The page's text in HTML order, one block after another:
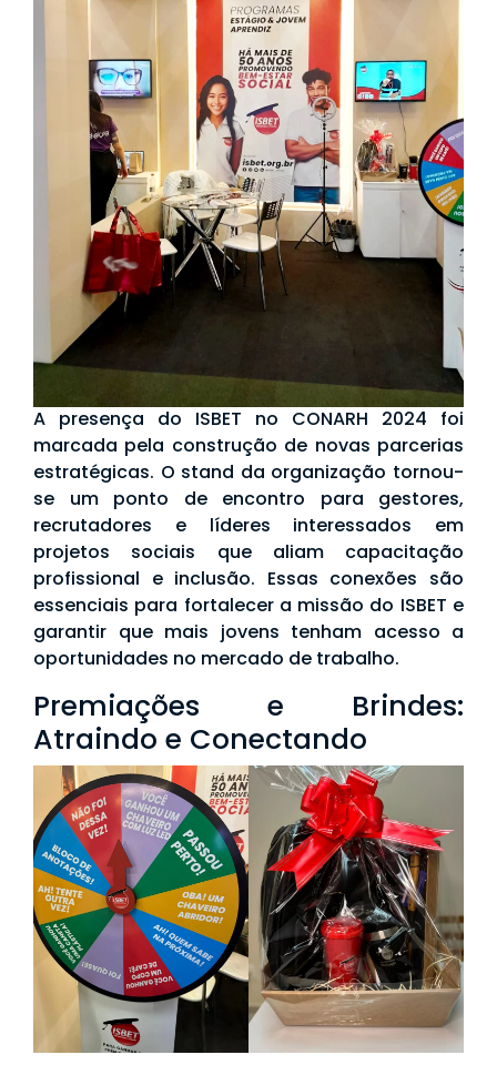
A presença do ISBET no CONARH 2024 foi
marcada pela construção de novas parcerias
estratégicas. O stand da organização tornou-
se um ponto de encontro para gestores,
recrutadores e líderes interessados em
projetos sociais que aliam capacitação
profissional e inclusão. Essas conexões são
essenciais para fortalecer a missão do ISBET e
garantir que mais jovens tenham acesso a
oportunidades no mercado de trabalho.
Premiações e Brindes:
Atraindo e Conectando